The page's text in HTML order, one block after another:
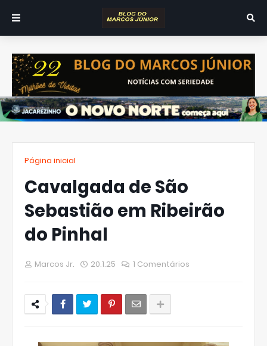
Página inicial
Cavalgada de São
Sebastião em Ribeirão
do Pinhal
Marcos Jr. 20.1.25 1 Comentários